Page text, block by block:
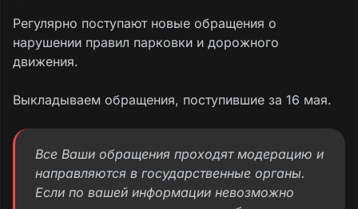
Регулярно поступают новые обращения о
нарушении правил парковки и дорожного
движения.
Выкладываем обращения, поступившие за 16 мая.
Все Ваши обращения проходят модерацию и
направляются в государственные органы.
Если по вашей информации невозможно